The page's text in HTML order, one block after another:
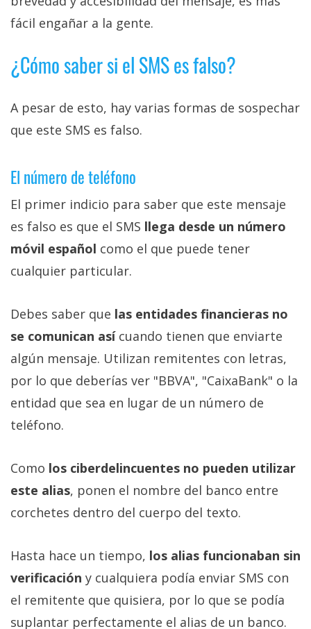
fácil engañar a la gente.
¿Cómo saber si el SMS es falso?
A pesar de esto, hay varias formas de sospechar
que este SMS es falso.
El número de teléfono
El primer indicio para saber que este mensaje
es falso es que el SMS llega desde un número
móvil español como el que puede tener
cualquier particular.
Debes saber que las entidades financieras no
se comunican asícuando tienen que enviarte
algún mensaje. Utilizan remitentes con letras,
por lo que deberías ver "BBVA", "CaixaBank" o la
entidad que sea en lugar de un número de
teléfono.
Como los ciberdelincuentes no pueden utilizar
este alias, ponen el nombre del banco entre
corchetes dentro del cuerpo del texto.
Hasta hace un tiempo, los alias funcionaban sin
verificación y cualquiera podía enviar SMS con
el remitente que quisiera, por lo que se podía
suplantar perfectamente el alias de un banco.